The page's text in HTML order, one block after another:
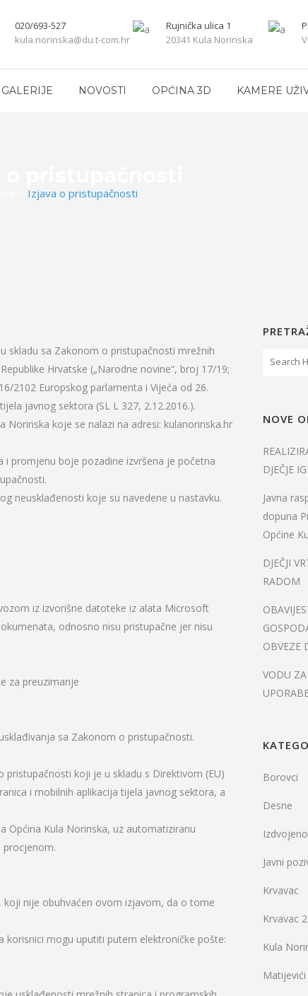
020/693-527
kula.norinska@du.t-com.hr
Rujnička ulica 1
20341 Kula Norinska
GALERIJE NOVOSTI OPĆINA 3D KAMERE
Izjava o pristupačnosti
skladu sa Zakonom o pristupačnosti mrežnih
Hrvatske („Narodne novine“, broj 17/19;
2102 Europskog parlamenta i Vijeća od 26.
javnog sektora (SL L 327, 2.12.2016.).
koje se nalazi na adresi: kulanorinska.hr
promjenu boje pozadine izvršena je početna
neusklađenosti koje su navedene u nastavku.
iz izvorišne datoteke iz alata Microsoft
odnosno nisu pristupačne jer nisu
za preuzimanje
sa Zakonom o pristupačnosti.
pristupačnosti koji je u skladu s Direktivom (EU)
i mobilnih aplikacija tijela javnog sektora, a
Općina Kula Norinska, uz automatiziranu
procjenom.
nije obuhvaćen ovom izjavom, da o tome
korisnici mogu uputiti putem elektroničke pošte:
NOVE
DJEČJE
Javna
dopuna
Općine
DJEČJI
RADOM
OBVEZE
VODU ZA
Borovci
Desne
Izdvojeno
Javni
Krvavac
Krvavac 2
Kula
Matijevići